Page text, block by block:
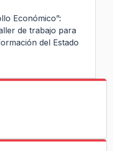
Económico”:
de trabajo para
del Estado